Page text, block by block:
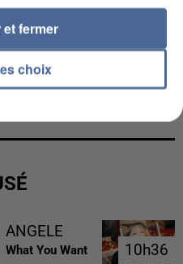
CLIENTS DÉROBÉES À
ANGELE
What You Want 10h36
10h36
choix
fermer